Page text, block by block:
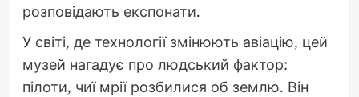
розповідають експонати.
У світі, де технології змінюють авіацію, цей
музей нагадує про людський фактор:
пілоти, чиї мрії розбилися об землю. Він